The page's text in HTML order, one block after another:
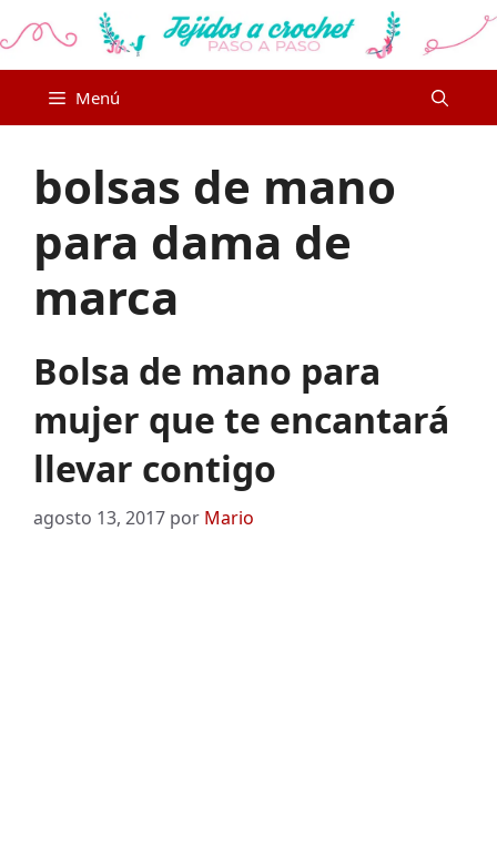
al
Menú
bolsas de mano
para dama de
marca
Bolsa de mano para
mujer que te encantará
llevar contigo
agosto 13, 2017 por Mario